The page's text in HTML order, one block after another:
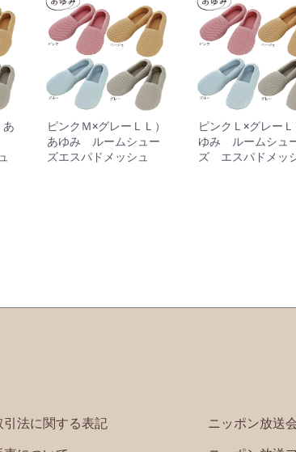
あ
ピンクＭ×グレーＬＬ）
あゆみ ルームシュー
ズエスパドメッシュ
ピンクＬ×グレー
ゆみ ルームシュ
ズ エスパドメッ
引法に関する表記
ニッポン放送